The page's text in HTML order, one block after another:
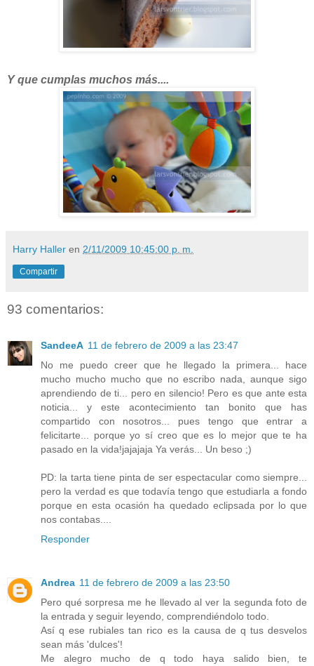
Y que cumplas muchos más....
Harry Haller en 2/11/2009 10:45:00 p. m.
Compartir
93 comentarios:
SandeeA 11 de febrero de 2009 a las 23:47
No me puedo creer que he llegado la primera... hace
mucho mucho mucho que no escribo nada, aunque sigo
aprendiendo de ti... pero en silencio! Pero es que ante esta
noticia... y este acontecimiento tan bonito que has
compartido con nosotros... pues tengo que entrar a
felicitarte... porque yo sí creo que es lo mejor que te ha
pasado en la vida!jajajaja Ya verás... Un beso ;)
PD: la tarta tiene pinta de ser espectacular como siempre...
pero la verdad es que todavía tengo que estudiarla a fondo
porque en esta ocasión ha quedado eclipsada por lo que
nos contabas....
Responder
Andrea 11 de febrero de 2009 a las 23:50
Pero qué sorpresa me he llevado al ver la segunda foto de
la entrada y seguir leyendo, comprendiéndolo todo.
Así q ese rubiales tan rico es la causa de q tus desvelos
sean más 'dulces'!
Me alegro mucho de q todo haya salido bien, te